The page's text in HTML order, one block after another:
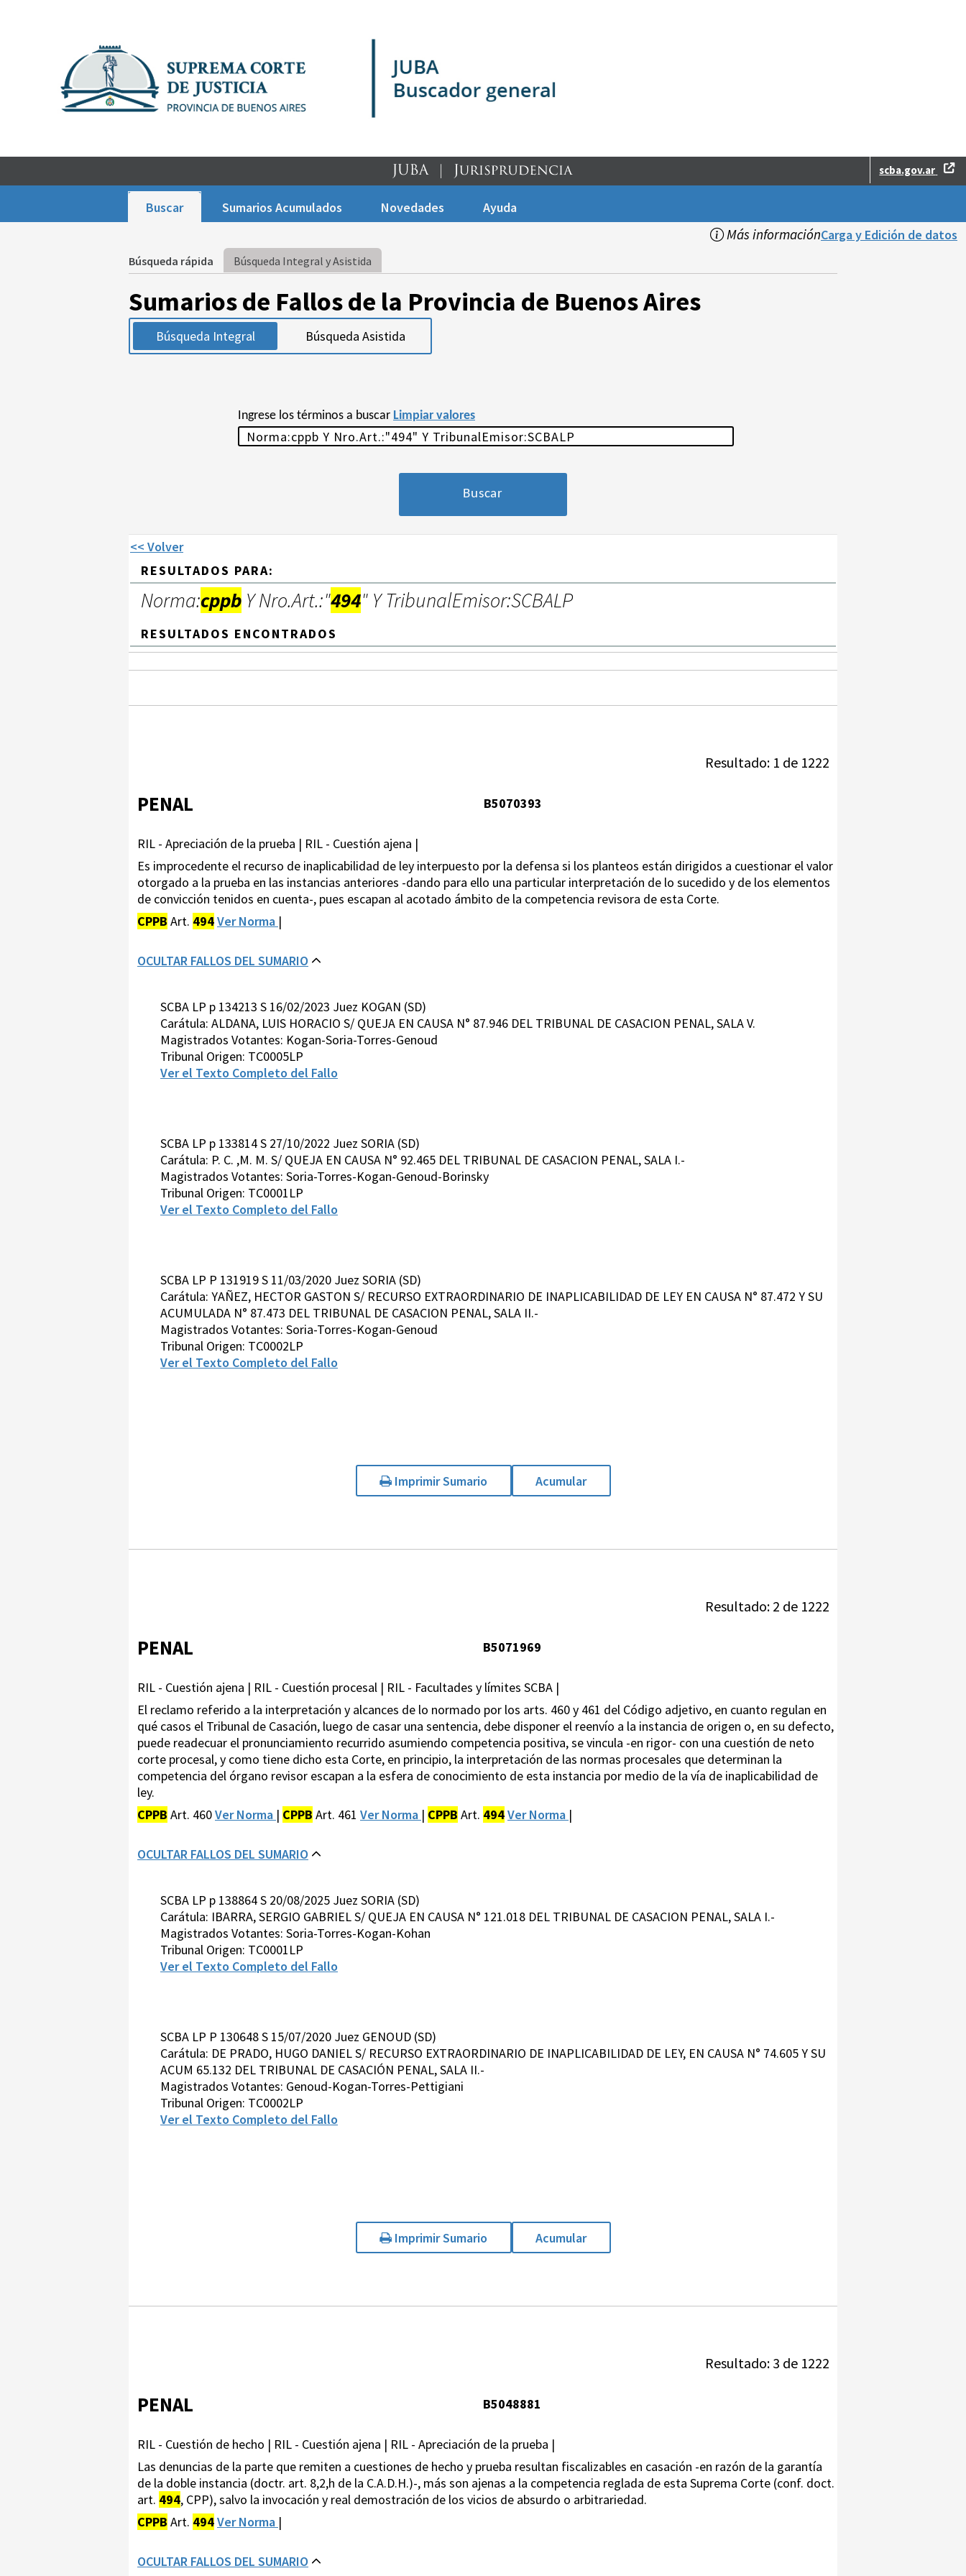
scba.gov.ar
Buscar Sumarios Acumulados Novedades Ayuda
Más informaciónCarga y Edición de datos
Búsqueda rápida Búsqueda Integral y Asistida
Sumarios de Fallos de la Provincia de Buenos Aires
Búsqueda Integral Búsqueda Asistida
Ingrese los términos a buscar Limpiar valores
<< Volver
RESULTADOS PARA:
Norma:cppb Y Nro.Art.:"494" Y TribunalEmisor:SCBALP
RESULTADOS ENCONTRADOS
Resultado: 1 de 1222
PENAL B5070393
RIL - Apreciación de la prueba | RIL - Cuestión ajena |
Es improcedente el recurso de inaplicabilidad de ley interpuesto por la defensa si los planteos están dirigidos a cuestionar el valor
otorgado a la prueba en las instancias anteriores -dando para ello una particular interpretación de lo sucedido y de los elementos
de convicción tenidos en cuenta-, pues escapan al acotado ámbito de la competencia revisora de esta Corte.
CPPB Art. 494Ver Norma |
OCULTAR FALLOS DEL SUMARIO
SCBA LP p 134213 S 16/02/2023 Juez KOGAN (SD)
Carátula: ALDANA, LUIS HORACIO S/ QUEJA EN CAUSA N° 87.946 DEL TRIBUNAL DE CASACION PENAL, SALA V.
Magistrados Votantes: Kogan-Soria-Torres-Genoud
Tribunal Origen: TC0005LP
Ver el Texto Completo del Fallo
SCBA LP p 133814 S 27/10/2022 Juez SORIA (SD)
Carátula: P. C. ,M. M. S/ QUEJA EN CAUSA N° 92.465 DEL TRIBUNAL DE CASACION PENAL, SALA I.-
Magistrados Votantes: Soria-Torres-Kogan-Genoud-Borinsky
Tribunal Origen: TC0001LP
Ver el Texto Completo del Fallo
SCBA LP P 131919 S 11/03/2020 Juez SORIA (SD)
Carátula: YAÑEZ, HECTOR GASTON S/ RECURSO EXTRAORDINARIO DE INAPLICABILIDAD DE LEY EN CAUSA N° 87.472 Y SU
ACUMULADA N° 87.473 DEL TRIBUNAL DE CASACION PENAL, SALA II.-
Magistrados Votantes: Soria-Torres-Kogan-Genoud
Tribunal Origen: TC0002LP
Ver el Texto Completo del Fallo
Imprimir Sumario Acumular
Resultado: 2 de 1222
PENAL B5071969
RIL - Cuestión ajena | RIL - Cuestión procesal | RIL - Facultades y límites SCBA |
El reclamo referido a la interpretación y alcances de lo normado por los arts. 460 y 461 del Código adjetivo, en cuanto regulan en
qué casos el Tribunal de Casación, luego de casar una sentencia, debe disponer el reenvío a la instancia de origen o, en su defecto,
puede readecuar el pronunciamiento recurrido asumiendo competencia positiva, se vincula -en rigor- con una cuestión de neto
corte procesal, y como tiene dicho esta Corte, en principio, la interpretación de las normas procesales que determinan la
competencia del órgano revisor escapan a la esfera de conocimiento de esta instancia por medio de la vía de inaplicabilidad de
ley.
CPPB Art. 460Ver Norma | CPPB Art. 461 Ver Norma | CPPB Art. 494Ver Norma |
OCULTAR FALLOS DEL SUMARIO
SCBA LP p 138864 S 20/08/2025 Juez SORIA (SD)
Carátula: IBARRA, SERGIO GABRIEL S/ QUEJA EN CAUSA N° 121.018 DEL TRIBUNAL DE CASACION PENAL, SALA I.-
Magistrados Votantes: Soria-Torres-Kogan-Kohan
Tribunal Origen: TC0001LP
Ver el Texto Completo del Fallo
SCBA LP P 130648 S 15/07/2020 Juez GENOUD (SD)
Carátula: DE PRADO, HUGO DANIEL S/ RECURSO EXTRAORDINARIO DE INAPLICABILIDAD DE LEY, EN CAUSA N° 74.605 Y SU
ACUM 65.132 DEL TRIBUNAL DE CASACIÓN PENAL, SALA II.-
Magistrados Votantes: Genoud-Kogan-Torres-Pettigiani
Tribunal Origen: TC0002LP
Ver el Texto Completo del Fallo
Imprimir Sumario Acumular
Resultado: 3 de 1222
PENAL B5048881
RIL - Cuestión de hecho | RIL - Cuestión ajena | RIL - Apreciación de la prueba |
Las denuncias de la parte que remiten a cuestiones de hecho y prueba resultan fiscalizables en casación -en razón de la garantía
de la doble instancia (doctr. art. 8,2,h de la C.A.D.H.)-, más son ajenas a la competencia reglada de esta Suprema Corte (conf. doct.
art. 494, CPP), salvo la invocación y real demostración de los vicios de absurdo o arbitrariedad.
CPPB Art. 494Ver Norma |
OCULTAR FALLOS DEL SUMARIO